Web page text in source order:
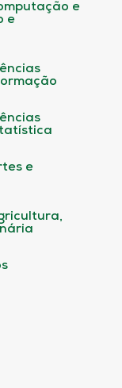
e
e
e